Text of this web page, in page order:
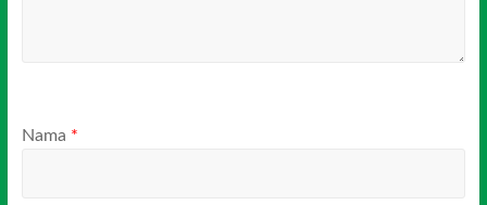
Nama *